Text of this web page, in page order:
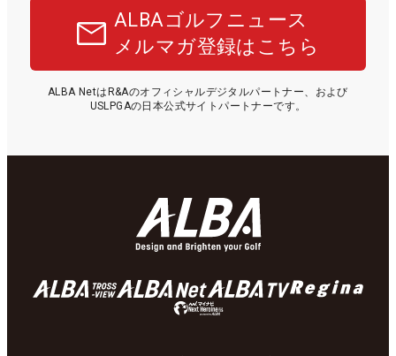
ALBAゴルフニュース
メルマガ登録はこちら
ALBA NetはR&Aのオフィシャルデジタルパートナー、および
USLPGAの日本公式サイトパートナーです。